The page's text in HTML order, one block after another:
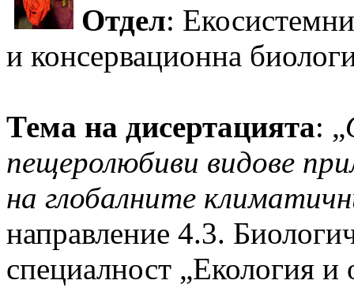
Oтдел:
и консервационна
Тема на дисертацията: „
пещеролюбиви видове
на глобалните
направление 4.3.
специалност „Екология и